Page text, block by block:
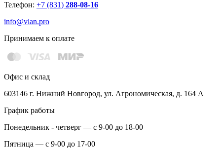
Телефон: +7 (831) 288-08-16
info@vlan.pro
Принимаем к оплате
Офис и склад
603146 г. Нижний Новгород, ул. Агрономическая, д. 164 А
График работы
Понедельник - четверг — с 9-00 до 18-00
Пятница — с 9-00 до 17-00